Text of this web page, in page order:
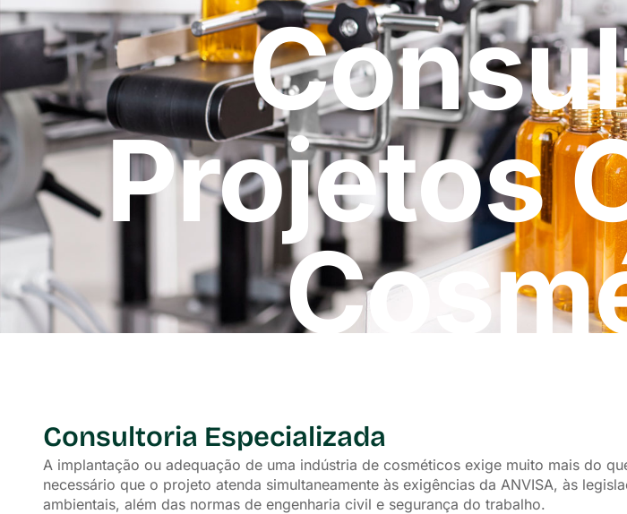
Projetos
Consultoria Especializada
A implantação ou adequação de uma indústria de cosméticos exige muito mais do
necessário que o projeto atenda simultaneamente às exigências da ANVISA, às
ambientais, além das normas de engenharia civil e segurança do trabalho.